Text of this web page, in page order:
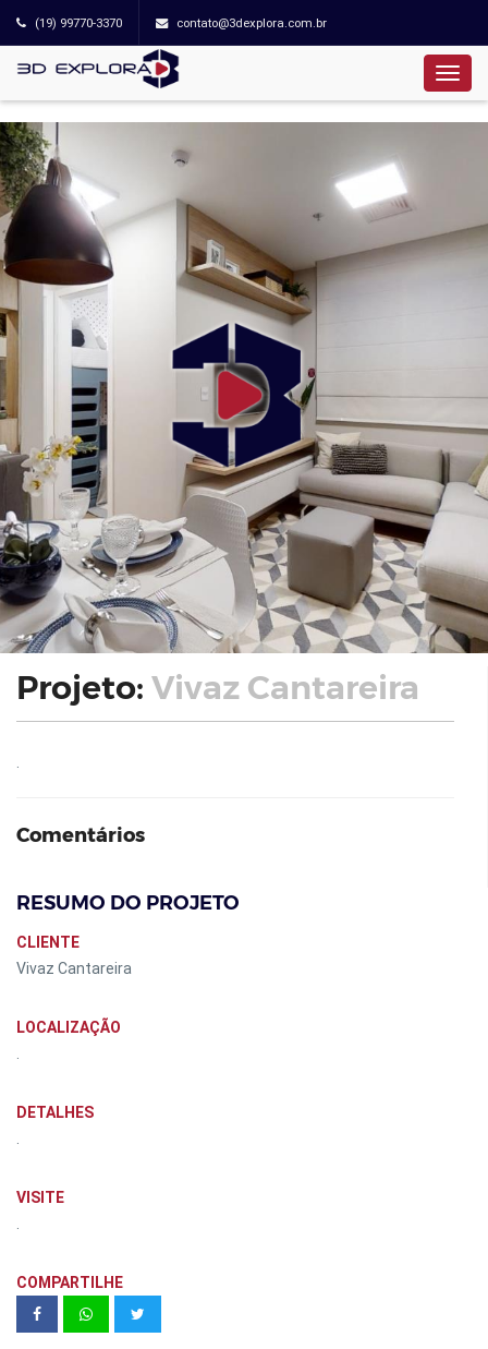
(19) 99770-3370 contato@3dexplora.com.br
Projeto: Vivaz Cantareira
Comentários
RESUMO DO PROJETO
CLIENTE
Vivaz Cantareira
LOCALIZAÇÃO
DETALHES
VISITE
COMPARTILHE
Casa SeoRosa - Espaço de Eventos